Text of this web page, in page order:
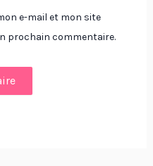
e-mail et mon site
prochain commentaire.